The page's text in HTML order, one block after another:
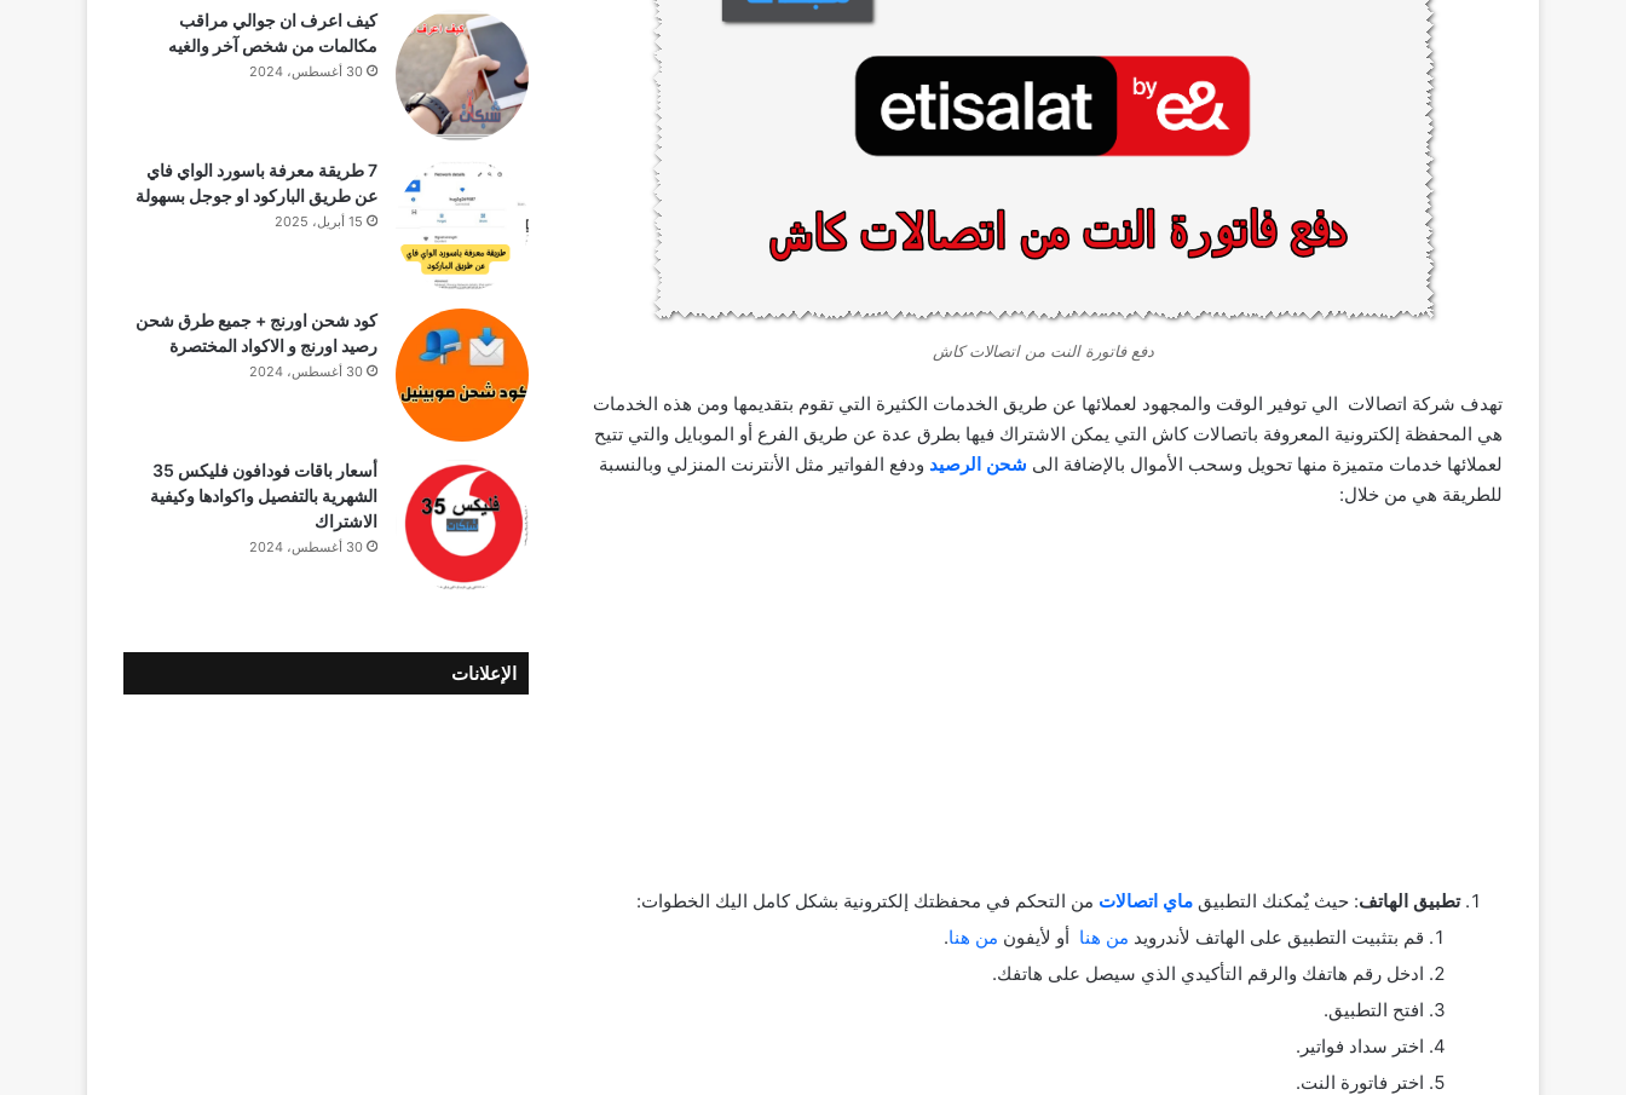
دفع فاتورة النت من اتصالات كاش
تهدف شركة اتصالات الي توفير الوقت والمجهود لعملائها عن طريق الخدمات الكثيرة التي تقوم بتقديمها ومن هذه الخدمات
هي المحفظة إلكترونية المعروفة باتصالات كاش التي يمكن الاشتراك فيها بطرق عدة عن طريق الفرع أو الموبايل والتي تتيح
لعملائها خدمات متميزة منها تحويل وسحب اﻷموال بالإضافة الى شحن الرصيد ودفع الفواتير مثل الأنترنت المنزلي وبالنسبة
للطريقة هي من خلال:
تطبيق الهاتف: حيث يٌمكنك التطبيق ماي اتصالات من التحكم في محفظتك إلكترونية بشكل كامل اليك الخطوات:
قم بتثبيت التطبيق على الهاتف ﻷندرويد من هنا أو ﻷيفون من هنا.
ادخل رقم هاتفك والرقم التأكيدي الذي سيصل على هاتفك.
افتح التطبيق.
اختر سداد فواتير.
اختر فاتورة النت.
كيف اعرف ان جوالي مراقب
مكالمات من شخص آخر والغيه
30 أغسطس، 2024
7 طريقة معرفة باسورد الواي فاي
عن طريق الباركود او جوجل بسهولة
15 أبريل، 2025
كود شحن اورنج + جميع طرق شحن
رصيد اورنج و الاكواد المختصرة
30 أغسطس، 2024
أسعار باقات فودافون فلیکس 35
الشهرية بالتفصيل واكوادها وكيفية
الاشتراك
30 أغسطس، 2024
الإعلانات